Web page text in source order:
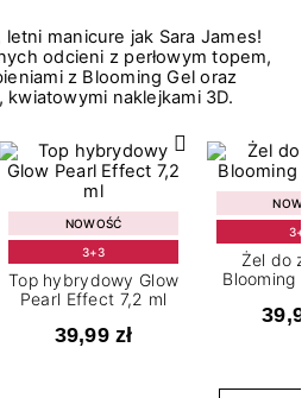
manicure jak Sara James!
odcieni z perłowym topem,
z Blooming Gel oraz
kwiatowymi naklejkami 3D.
NOWOŚĆ
3+3
Top hybrydowy Glow
Pearl Effect 7,2 ml
39,99 zł
Żel do
Blooming